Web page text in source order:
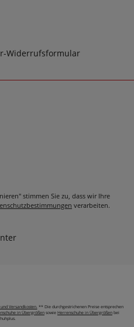
Widerrufsformular
stimmen Sie zu, dass wir Ihre
verarbeiten.
Versandkosten. ** Die durchgestrichenen Preise entsprechen
in Übergrößen sowie Herrenschuhe in Übergrößen bei